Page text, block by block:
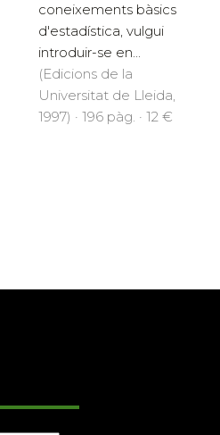
coneixements bàsics
d'estadística, vulgui
introduir-se en...
(Edicions de la
Universitat de Lleida,
1997) · 196 pàg. · 12 €